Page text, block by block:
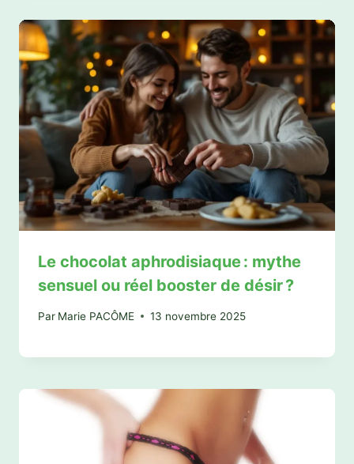
Le chocolat aphrodisiaque : mythe
sensuel ou réel booster de désir ?
Par Marie PACÔME 13 novembre 2025